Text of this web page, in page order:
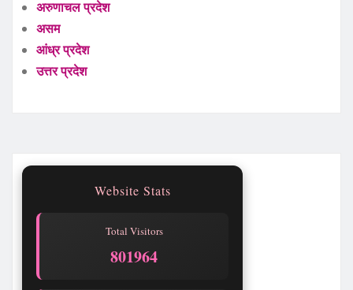
अरुणाचल प्रदेश
असम
आंध्र प्रदेश
उत्तर प्रदेश
Website Stats
Total Visitors
801965